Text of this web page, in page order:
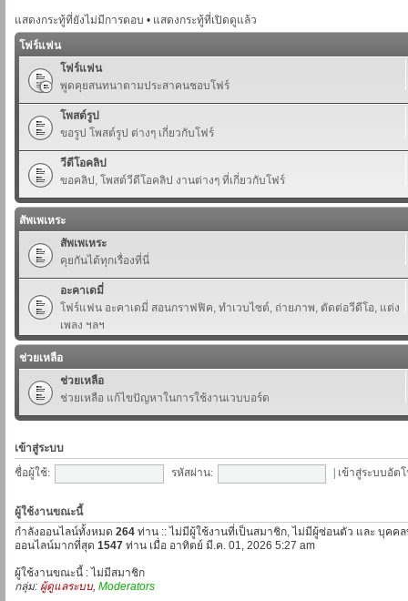
แสดงกระทู้ที่ยังไม่มีการตอบ • แสดงกระทู้ที่เปิดดูแล้ว
โฟร์แฟน
โฟร์แฟน
พูดคุยสนทนาตามประสาคนชอบโฟร์
โพสต์รูป
ขอรูป โพสต์รูป ต่างๆ เกี่ยวกับโฟร์
วีดีโอคลิป
ขอคลิป, โพสต์วีดีโอคลิป งานต่างๆ ที่เกี่ยวกับโฟร์
สัพเพเหระ
สัพเพเหระ
คุยกันได้ทุกเรื่องที่นี่
อะคาเดมี่
โฟร์แฟน อะคาเดมี่ สอนกราฟฟิค, ทำเวบไซต์, ถ่ายภาพ, ตัดต่อวีดีโอ, แต่ง
เพลง ฯลฯ
ช่วยเหลือ
ช่วยเหลือ
ช่วยเหลือ แก้ไขปัญหาในการใช้งานเวบบอร์ด
เข้าสู่ระบบ
ชื่อผู้ใช้:
รหัสผ่าน: เข้าสู่ระบบอัต
ผู้ใช้งานขณะนี้
กำลังออนไลน์ทั้งหมด 264 ท่าน :: ไม่มีผู้ใช้งานที่เป็นสมาชิก, ไม่มีผู้ซ่อนตัว และ บุคค
ออนไลน์มากที่สุด 1547 ท่าน เมื่อ อาทิตย์ มี.ค. 01, 2026 5:27 am
ผู้ใช้งานขณะนี้ : ไม่มีสมาชิก
กลุ่ม: ผู้ดูแลระบบ, Moderators